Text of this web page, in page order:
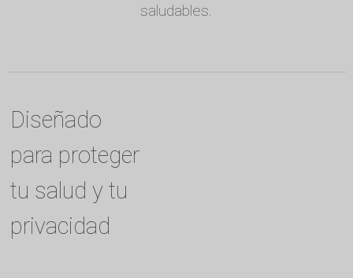
saludables.
Diseñado
para proteger
tu salud y tu
privacidad